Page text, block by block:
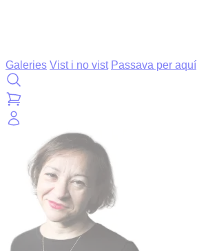
Galeries Vist i no vist Passava per aquí